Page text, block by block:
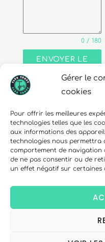
Gérer le
cookies
Pour offrir les meilleures
technologies telles que les
aux informations des
technologies nous permettra
comportement de navigation
de ne pas consentir ou de
un effet négatif sur certaines
0 / 180
ENVOYER LE
Copyright